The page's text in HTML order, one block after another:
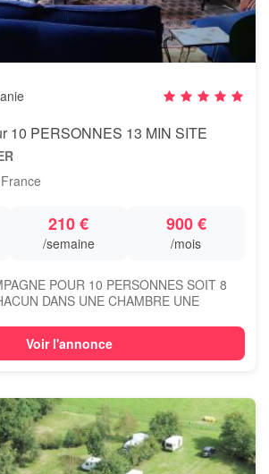
10 PERSONNES 13 MIN SITE
210 €
/semaine
900 €
/mois
POUR 10 PERSONNES SOIT 8
DANS UNE CHAMBRE UNE
Voir l'annonce